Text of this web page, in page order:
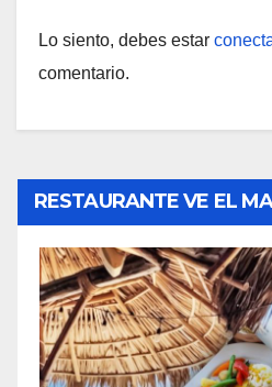
Lo siento, debes estar
comentario.
RESTAURANTE VE EL